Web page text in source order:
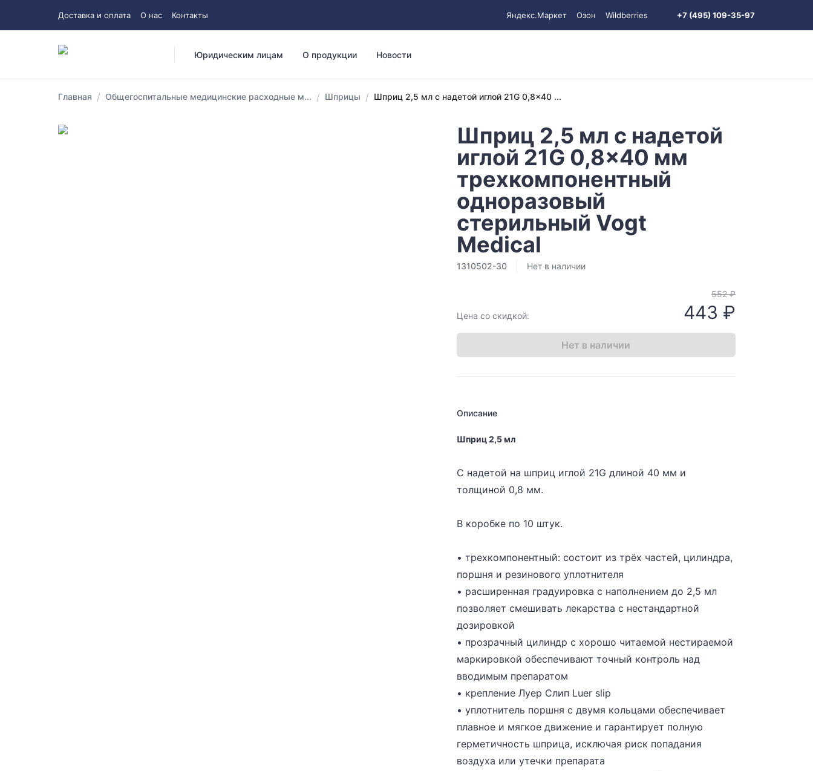
Доставка и оплата О нас Контакты Яндекс.Маркет Озон Wildberries +7 (495) 109-35-97
Юридическим лицам О продукции Новости
Главная / Общегоспитальные медицинские расходные м... / Шприцы / Шприц 2,5 мл с надетой иглой 21G 0,8x40 ...
Шприц 2,5 мл с надетой
иглой 21G 0,8x40 мм
трехкомпонентный
одноразовый
стерильный Vogt
Medical
1310502-30 Нет в наличии
Цена со скидкой:
552 ₽
443 ₽
Нет в наличии
Описание
Шприц 2,5 мл
С надетой на шприц иглой 21G длиной 40 мм и
толщиной 0,8 мм.
В коробке по 10 штук.
• трехкомпонентный: состоит из трёх частей, цилиндра,
поршня и резинового уплотнителя
• расширенная градуировка с наполнением до 2,5 мл
позволяет смешивать лекарства с нестандартной
дозировкой
• прозрачный цилиндр с хорошо читаемой нестираемой
маркировкой обеспечивают точный контроль над
вводимым препаратом
• крепление Луер Слип Luer slip
• уплотнитель поршня с двумя кольцами обеспечивает
плавное и мягкое движение и гарантирует полную
герметичность шприца, исключая риск попадания
воздуха или утечки препарата